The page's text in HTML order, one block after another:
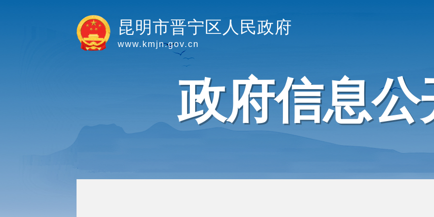
昆明市晋宁区人民政府
www.kmjn.gov.cn
政府信息公